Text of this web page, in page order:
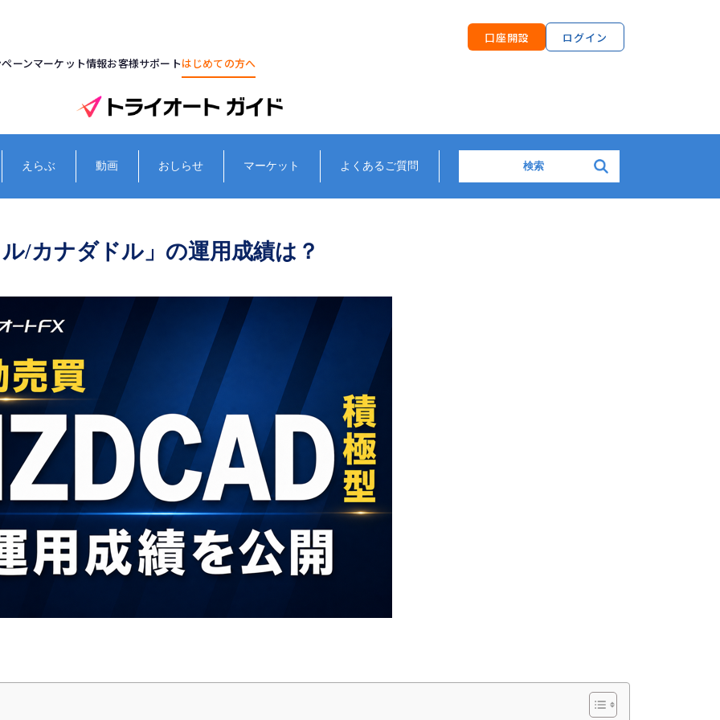
口座開設
ログイン
ーンマーケット情報お客様サポートはじめての方へ
えらぶ 動画 おしらせ マーケット よくあるご質問
/カナダドル」の運用成績は？